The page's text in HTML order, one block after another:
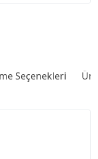
Seçenekleri